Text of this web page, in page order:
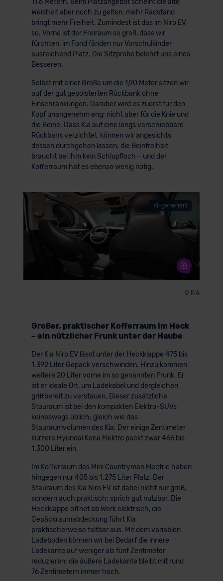
11,6 Metern. Beim Platzangebot scheint die alte
Weisheit aber noch zu gelten: mehr Radstand
bringt mehr Freiheit. Zumindest ist das im Niro EV
so. Vorne ist der Freiraum so groß, dass wir
fürchten, im Fond fänden nur Vorschulkinder
ausreichend Platz. Die Sitzprobe belehrt uns eines
Besseren.
Selbst mit einer Größe um die 1,90 Meter sitzen wir
auf der gut gepolsterten Rückbank ohne
Einschränkungen. Darüber wird es zuerst für den
Kopf unangenehm eng; nicht aber für die Knie und
die Beine. Dass Kia auf eine längs verschiebbare
Rückbank verzichtet, können wir angesichts
dessen durchgehen lassen; die Beinfreiheit
braucht bei ihm kein Schlupfloch – und der
Kofferraum hat es ebenso wenig nötig.
KI-generiert
© KIA
Großer, praktischer Kofferraum im Heck
– ein nützlicher Frunk unter der Haube
Der Kia Niro EV lässt unter der Heckklappe 475 bis
1.392 Liter Gepäck verschwinden. Hinzu kommen
weitere 20 Liter vorne im so genannten Frunk. Er
ist er ideale Ort, um Ladekabel und dergleichen
griffbereit zu verstauen. Dieser zusätzliche
Stauraum ist bei den kompakten Elektro-SUVs
keineswegs üblich; gleich wie das
Stauraumvolumen des Kia. Der einige Zentimeter
kürzere Hyundai Kona Elektro packt zwar 466 bis
1.300 Liter ein.
Im Kofferraum des Mini Countryman Electric haben
hingegen nur 405 bis 1.275 Liter Platz. Der
Stauraum des Kia Niro EV ist dabei nicht nur groß,
sondern auch praktisch: sprich gut nutzbar. Die
Heckklappe öffnet ab Werk elektrisch, die
Gepäckraumabdeckung führt Kia
praktischerweise faltbar aus. Mit dem variablen
Ladeboden können wir bei Bedarf die innere
Ladekante auf weniger als fünf Zentimeter
reduzieren; die äußere Ladekante bleibt mit rund
76 Zentimetern immer hoch.